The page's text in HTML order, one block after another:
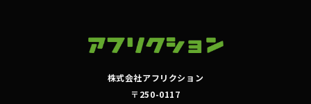
株式会社アフリクション
〒250-0117